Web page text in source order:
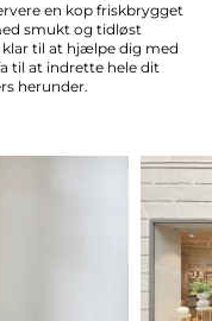
en kop friskbrygget
smukt og tidløst
klar til at hjælpe dig med
til at indrette hele dit
herunder.